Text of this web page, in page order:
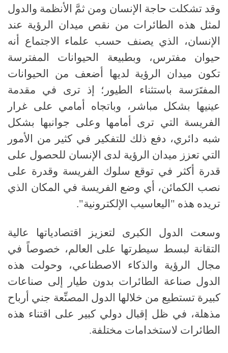
وقد تشكلت حاجة الإنسان ومن ثمَّ الأنظمة والدول
لمثل هذه الطائرات من نقص ميدان الرؤية عند
الإنسان، الذي يصنف حسب علماء الاجتماع أنه
حيوان مفترس، وبطبيعة الحيوانات المفترسة
تكون ميدان الرؤية لديها أضعف من الحيوانات
المفتَرَسة باستثناء الطيور؛ إذ ترى في مقدمة
عينيها بشكل مباشر، وباتجاه أمامي على غرار
الفريسة التي ترى أمامها وعلى جوانبها بشكل
شبه دائري، دفع ذلك للتفكير في كثير من الأمور
التي تعزز ميدان الرؤية لدى الإنسان للحصول على
قدرة أكثر في توقع سلوك الفريسة وقدرة على
نصب الكمائن، أي وضع الفريسة في المكان الذي
تريده هذه "اليعاسيب الإلكترونية".
وسعت الدول الكبرى لتعزيز اقتصادياتها عالية
التقانة لبسط سيطرتها على العالم، خصوصاً في
مجال الرؤية والذكاء الاصطناعي، وحولت هذه
الدول صناعة الطائرات بدون طيار إلى صناعات
كبيرة تستطيع من خلالها الدول المصنِّعة جني أرباح
مذهلة، في ظل إقبال دولي كبير على اقتناء هذه
الطائرات لاستخدامات مختلفة.